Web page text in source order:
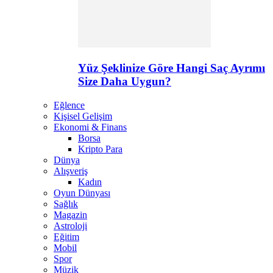
Yüz Şeklinize Göre Hangi Saç Ayrımı
Size Daha Uygun?
Eğlence
Kişisel Gelişim
Ekonomi & Finans
Borsa
Kripto Para
Dünya
Alışveriş
Kadın
Oyun Dünyası
Sağlık
Magazin
Astroloji
Eğitim
Mobil
Spor
Müzik